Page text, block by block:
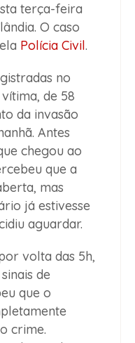
terça-feira
O caso
Polícia Civil.
no
de 58
da invasão
Antes
chegou ao
que a
mas
já estivesse
aguardar.
volta das 5h,
de
que o
crime.